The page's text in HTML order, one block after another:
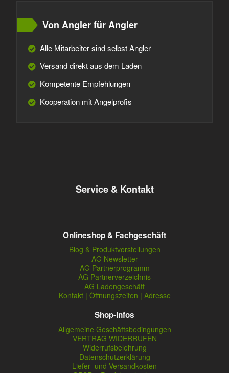
Von Angler für Angler
Alle Mitarbeiter sind selbst Angler
Versand direkt aus dem Laden
Kompetente Empfehlungen
Kooperation mit Angelprofis
Service & Kontakt
Onlineshop & Fachgeschäft
Blog & Produktvorstellungen
AG Newsletter
AG Partnerprogramm
AG Partnerverzeichnis
AG Ladengeschäft
Kontakt | Öffnungszeiten | Adresse
Shop-Infos
Allgemeine Geschäftsbedingungen
VERTRAG WIDERRUFEN
Widerrufsbelehrung
Datenschutzerklärung
Liefer- und Versandkosten